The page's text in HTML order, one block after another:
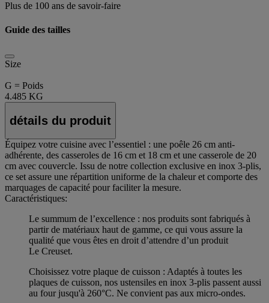
Plus de 100 ans de savoir-faire
Guide des tailles
Size
G = Poids
4.485 KG
détails du produit
Équipez votre cuisine avec l’essentiel : une poêle 26 cm anti-
adhérente, des casseroles de 16 cm et 18 cm et une casserole de 20
cm avec couvercle. Issu de notre collection exclusive en inox 3-plis,
ce set assure une répartition uniforme de la chaleur et comporte des
marquages de capacité pour faciliter la mesure.
Caractéristiques:
Le summum de l’excellence : nos produits sont fabriqués à
partir de matériaux haut de gamme, ce qui vous assure la
qualité que vous êtes en droit d’attendre d’un produit
Le Creuset.
Choisissez votre plaque de cuisson : Adaptés à toutes les
plaques de cuisson, nos ustensiles en inox 3-plis passent aussi
au four jusqu'à 260°C. Ne convient pas aux micro-ondes.